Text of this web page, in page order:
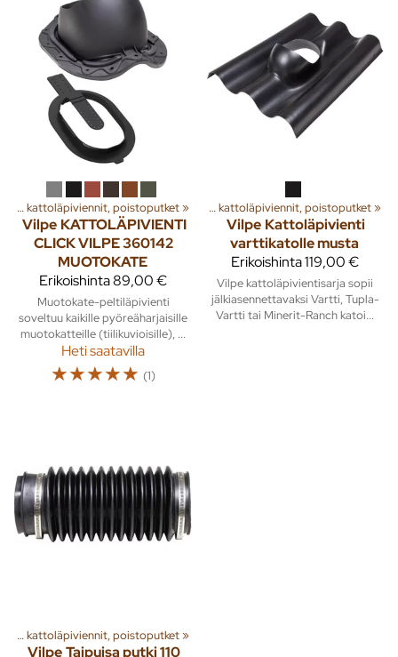
Huippuimurit, kattoläpiviennit, poistoputket‪»
Vilpe KATTOLÄPIVIENTI
CLICK VILPE 360142
MUOTOKATE
Erikoishinta89,00 €
Muotokate-peltiläpivienti
soveltuu kaikille pyöreäharjaisille
muotokatteille (tiilikuvioisille), ...
Heti saatavilla
☆☆☆☆☆ (1)
Rakenna ‪» Ilmanvaihto‪» Huippuimurit, kattoläpiviennit, poistoputket‪»
Vilpe Kattoläpivienti
varttikatolle musta
Erikoishinta119,00 €
Vilpe kattoläpivientisarja sopii
jälkiasennettavaksi Vartti, Tupla-
Vartti tai Minerit-Ranch katoi...
Huippuimurit, kattoläpiviennit, poistoputket‪»
VilpeTaipuisa putki 110